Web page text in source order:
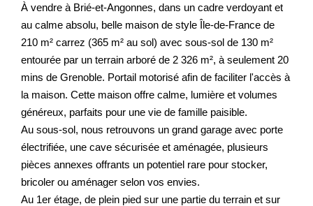
À vendre à Brié-et-Angonnes, dans un cadre verdoyant et
au calme absolu, belle maison de style Île-de-France de
210 m² carrez (365 m² au sol) avec sous-sol de 130 m²
entourée par un terrain arboré de 2 326 m², à seulement 20
mins de Grenoble. Portail motorisé afin de faciliter l'accès à
la maison. Cette maison offre calme, lumière et volumes
généreux, parfaits pour une vie de famille paisible.
Au sous-sol, nous retrouvons un grand garage avec porte
électrifiée, une cave sécurisée et aménagée, plusieurs
pièces annexes offrants un potentiel rare pour stocker,
bricoler ou aménager selon vos envies.
Au 1er étage, de plein pied sur une partie du terrain et sur